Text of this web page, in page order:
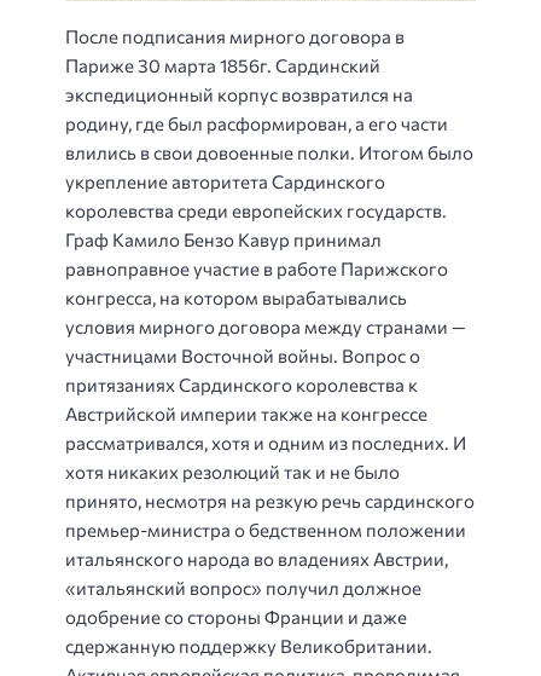
После подписания мирного договора в
Париже 30 марта 1856г. Сардинский
экспедиционный корпус возвратился на
родину, где был расформирован, а его части
влились в свои довоенные полки. Итогом было
укрепление авторитета Сардинского
королевства среди европейских государств.
Граф Камило Бензо Кавур принимал
равноправное участие в работе Парижского
конгресса, на котором вырабатывались
условия мирного договора между странами —
участницами Восточной войны. Вопрос о
притязаниях Сардинского королевства к
Австрийской империи также на конгрессе
рассматривался, хотя и одним из последних. И
хотя никаких резолюций так и не было
принято, несмотря на резкую речь сардинского
премьер-министра о бедственном положении
итальянского народа во владениях Австрии,
«итальянский вопрос» получил должное
одобрение со стороны Франции и даже
сдержанную поддержку Великобритании.